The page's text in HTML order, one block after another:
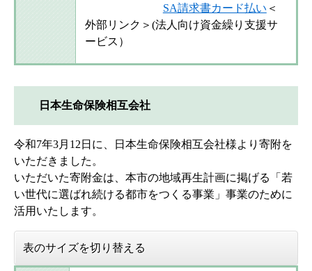
SA請求書カード払い ＜
外部リンク＞ (法人向け資金繰り支援サ
ービス）
日本生命保険相互会社
令和7年3月12日に、日本生命保険相互会社様より寄附を
いただきました。
いただいた寄附金は、本市の地域再生計画に掲げる「若
い世代に選ばれ続ける都市をつくる事業」事業のために
活用いたします。
表のサイズを切り替える